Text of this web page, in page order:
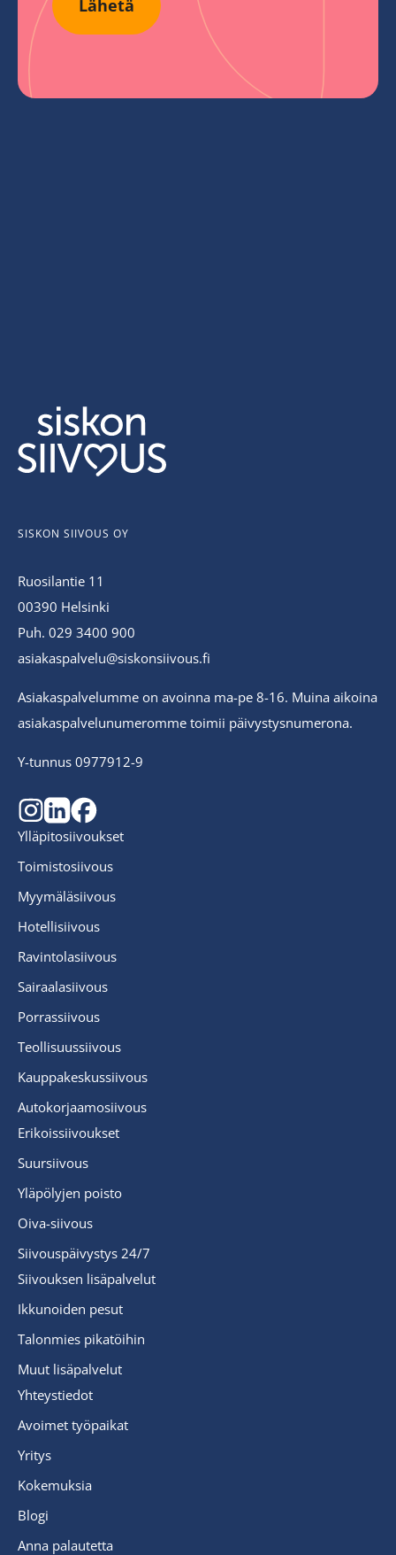
SISKON SIIVOUS OY
Ruosilantie 11
00390 Helsinki
Puh. 029 3400 900
asiakaspalvelu@siskonsiivous.fi
Asiakaspalvelumme on avoinna ma-pe 8-16. Muina aikoina
asiakaspalvelunumeromme toimii päivystysnumerona.
Y-tunnus 0977912-9
Ylläpitosiivoukset
Toimistosiivous
Myymäläsiivous
Hotellisiivous
Ravintolasiivous
Sairaalasiivous
Porrassiivous
Teollisuussiivous
Kauppakeskussiivous
Autokorjaamosiivous
Erikoissiivoukset
Suursiivous
Yläpölyjen poisto
Oiva-siivous
Siivouspäivystys 24/7
Siivouksen lisäpalvelut
Ikkunoiden pesut
Talonmies pikatöihin
Muut lisäpalvelut
Yhteystiedot
Avoimet työpaikat
Yritys
Kokemuksia
Blogi
Anna palautetta